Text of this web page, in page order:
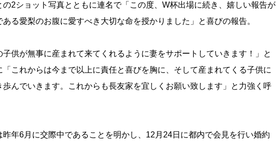
2ショット写真とともに連名で「この度、W杯出場に続き、嬉しい報告が
る愛梨のお腹に愛すべき大切な命を授かりました」と喜びの報告。
供が無事に産まれて来てくれるように妻をサポートしていきます！」と
「これからは今まで以上に責任と喜びを胸に、そして産まれてくる子供に
歩んでいきます。これからも長友家を宜しくお願い致します」と力強く呼
年6月に交際中であることを明かし、12月24日に都内で会見を行い婚約